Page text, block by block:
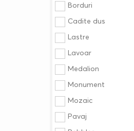
Borduri
Cadite dus
Lastre
Lavoar
Medalion
Monument
Mozaic
Pavaj